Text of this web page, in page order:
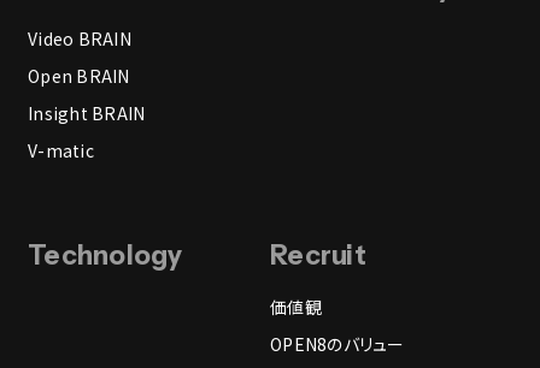
Video BRAIN
Open BRAIN
Insight BRAIN
V-matic
Technology Recruit
価値観
OPEN8のバリュー